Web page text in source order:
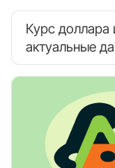
Курс доллара
актуальные